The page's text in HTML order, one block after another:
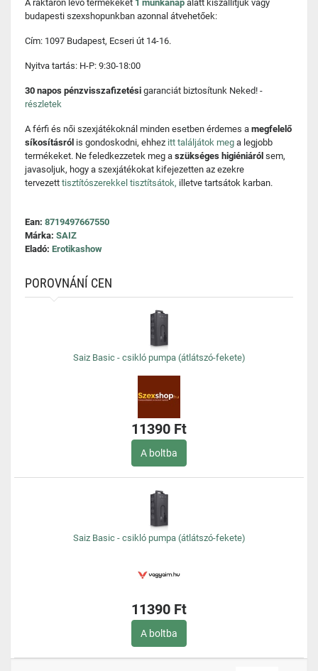
A raktáron lévő termékeket 1 munkanap alatt kiszállítjuk vagy
budapesti szexshopunkban azonnal átvehetőek:
Cím: 1097 Budapest, Ecseri út 14-16.
Nyitva tartás: H-P: 9:30-18:00
30 napos pénzvisszafizetési garanciát biztosítunk Neked! -
részletek
A férfi és női szexjátékoknál minden esetben érdemes a megfelelő
síkosításról is gondoskodni, ehhez itt találjátok meg a legjobb
termékeket. Ne feledkezzetek meg a szükséges higiéniáról sem,
javasoljuk, hogy a szexjátékokat kifejezetten az ezekre
tervezett tisztítószerekkel tisztítsátok, illetve tartsátok karban.
Ean: 8719497667550
Márka: SAIZ
Eladó: Erotikashow
POROVNÁNÍ CEN
Saiz Basic - csikló pumpa (átlátszó-fekete)
11390 Ft
A boltba
Saiz Basic - csikló pumpa (átlátszó-fekete)
11390 Ft
A boltba